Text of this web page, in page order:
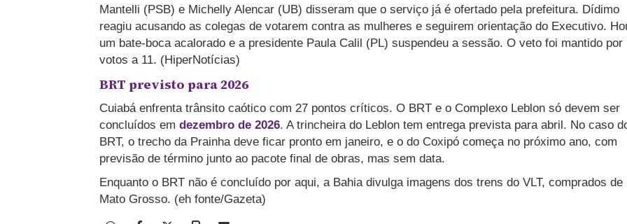
Mantelli (PSB) e Michelly Alencar (UB) disseram que o serviço já é ofertado pela prefeitura. Dídimo
reagiu acusando as colegas de votarem contra as mulheres e seguirem orientação do Executivo.
um bate-boca acalorado e a presidente Paula Calil (PL) suspendeu a sessão. O veto foi mantido por
votos a 11. (HiperNotícias)
BRT previsto para 2026
Cuiabá enfrenta trânsito caótico com 27 pontos críticos. O BRT e o Complexo Leblon só devem ser
concluídos em dezembro de 2026. A trincheira do Leblon tem entrega prevista para abril. No caso
BRT, o trecho da Prainha deve ficar pronto em janeiro, e o do Coxipó começa no próximo ano, com
previsão de término junto ao pacote final de obras, mas sem data.
Enquanto o BRT não é concluído por aqui, a Bahia divulga imagens dos trens do VLT, comprados de
Mato Grosso. (eh fonte/Gazeta)